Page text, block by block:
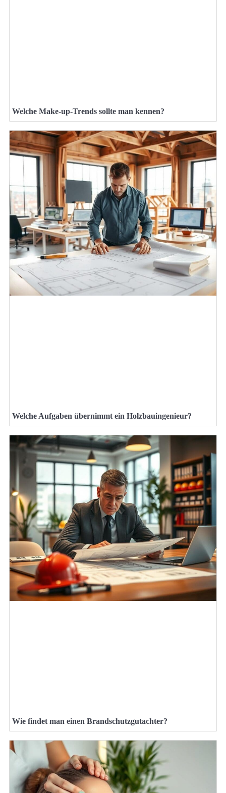
Welche Make-up-Trends sollte man kennen?
Welche Aufgaben übernimmt ein Holzbauingenieur?
Wie findet man einen Brandschutzgutachter?